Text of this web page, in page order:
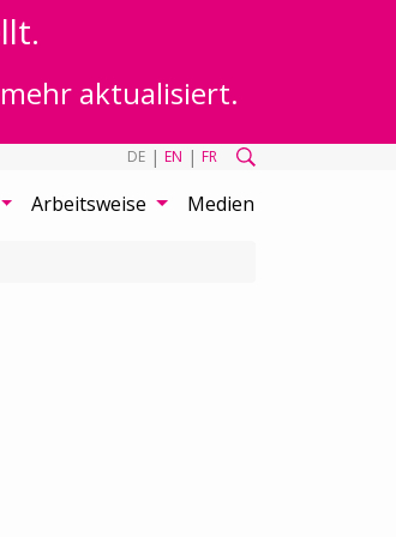
aktualisiert.
DE | EN | FR
Arbeitsweise Medien